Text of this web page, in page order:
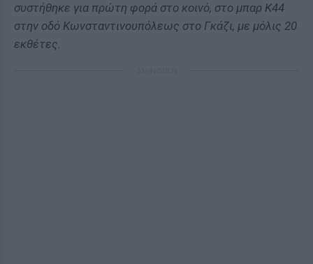
συστήθηκε για πρώτη φορά στο κοινό, στο μπαρ Κ44
στην οδό Κωνσταντινουπόλεως στο Γκάζι, με μόλις 20
εκθέτες.